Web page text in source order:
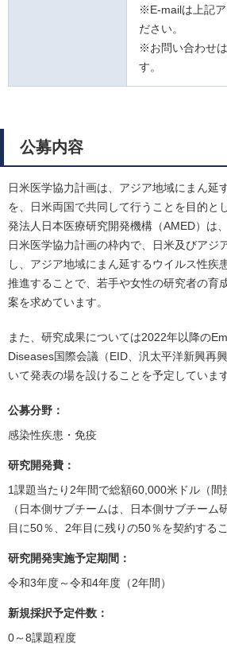
※E-mailは上記ア
ださい。
※お問い合わせ
す。
公募内容
日米医学協力計画は、アジア地域にまん延
を、日米両国で共同して行うことを目的と
発法人日本医療研究開発機構（AMED）は
日米医学協力計画の枠内で、日米及びアジ
し、アジア地域にまん延するウイルス性疾
推進することで、若手や女性の研究者の育
案を求めています。
また、研究成果については2022年以降の
Diseases国際会議（EID、汎太平洋新興再
いて発表の場を設けることを予定しています
公募分野：
感染性疾患・免疫
研究開発費：
1課題当たり2年間で総額60,000米ドル（間
（日本側サブチームは、日本側サブチーム
目に50％、2年目に残りの50％を契約する
研究開発実施予定期間：
令和3年度～令和4年度（2年間）
新規採択予定件数：
0～8課題程度